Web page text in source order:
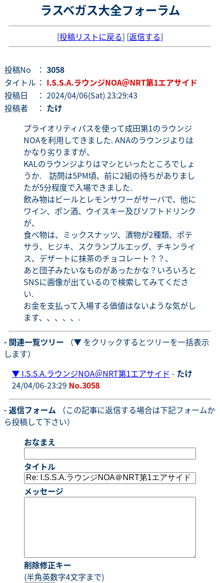
ラスベガス大全フォーラム
[投稿リストに戻る] [返信する]
投稿No ： 3058
タイトル ： I.S.S.A.ラウンジNOA＠NRT第1エアサイド
投稿日
： 2024/04/06(Sat) 23:29:43
投稿者
： たけ
プライオリティパスを使って成田第1のラウンジ
NOAを利用してきました. ANAのラウンジよりは
かなり劣りますが、
KALのラウンジよりはマシといったところでしょ
うか. 訪問は5PM頃、前に2組の待ちがありまし
たが5分程度で入場できました.
飲み物はビールとレモンサワーがサーバで、他に
ワイン、ポン酒、ウイスキー及びソフトドリンク
が、
食べ物は、ミックスナッツ、漬物が2種類、ポテ
サラ、ヒジキ、スクランブルエッグ、チキンライ
ス、デザートに抹茶のチョコレート？？、
あと団子みたいなものがあったかな？いろいろと
SNSに画像が出ているので検索してみてくださ
い.
お金を支払って入場する価値はないような気がし
ます、、、、、.
- 関連一覧ツリー （▼ をクリックするとツリーを一括表示
します）
▼ I.S.S.A.ラウンジNOA＠NRT第1エアサイド - たけ
24/04/06-23:29 No.3058
- 返信フォーム （この記事に返信する場合は下記フォームか
ら投稿して下さい）
おなまえ
タイトル
メッセージ
削除修正キー
(半角英数字4文字まで)